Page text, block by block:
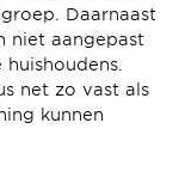
Daarnaast
niet aangepast
net zo vast als
kunnen